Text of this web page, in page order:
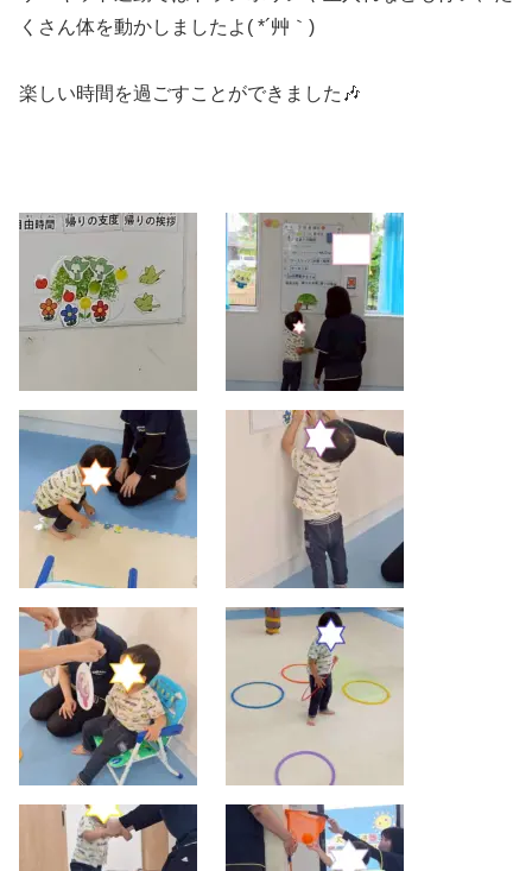
くさん体を動かしましたよ( *´艸｀)
楽しい時間を過ごすことができました🎶